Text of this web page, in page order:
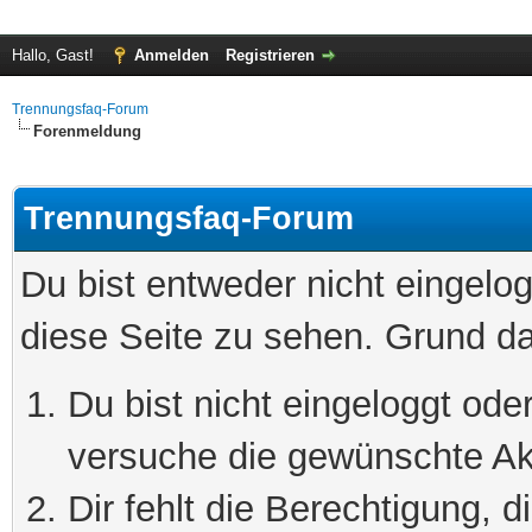
Hallo, Gast! Anmelden Registrieren
Trennungsfaq-Forum
Forenmeldung
Trennungsfaq-Forum
Du bist entweder nicht
diese Seite zu sehen. Grund
Du bist nicht eingeloggt
versuche die gewünschte
Dir fehlt die Berechtigung,